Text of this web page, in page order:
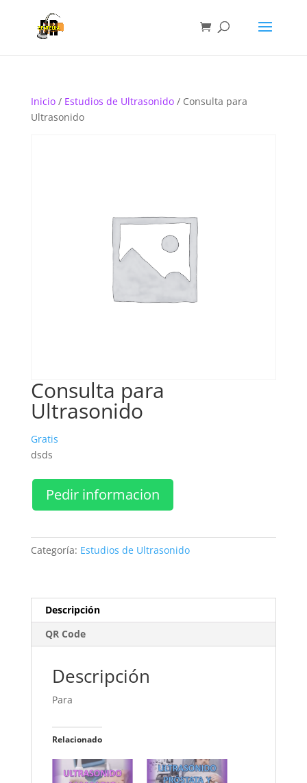
Inicio/ Estudios de Ultrasonido/ Consulta para
Ultrasonido
Consulta para
Ultrasonido
Gratis
dsds
Pedir informacion
Categoría: Estudios de Ultrasonido
Descripción
QR Code
Descripción
Para
Relacionado